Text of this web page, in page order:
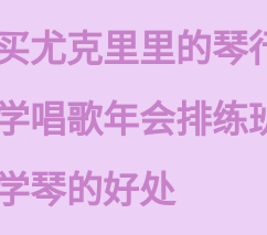
尤克里里的琴
唱歌年会排练
琴的好处